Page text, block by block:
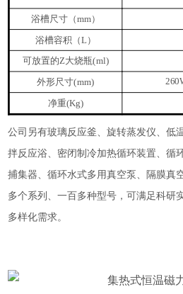
浴槽尺寸 （mm）
浴槽容积 （L ）
可放置的Z大烧瓶(ml)
外形尺寸(mm)
净重(Kg)
公司另有玻璃反应釜、旋转蒸发仪、低
拌反应浴、密闭制冷加热循环装置、循
捕集器、循环水式多用真空泵、隔膜真
多个系列、一百多种型号 ，可满足科研
多样化需求。